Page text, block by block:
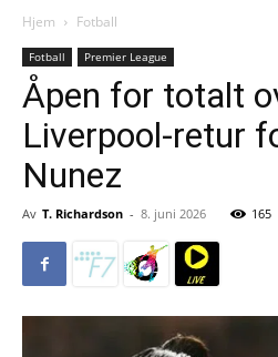
Hjem Fotball
Fotball Premier League
Åpen for totalt
Liverpool-retur
Nunez
Av T. Richardson - 8. juni 2026 165